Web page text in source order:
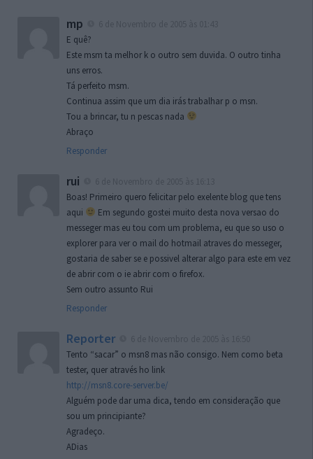
mp
E quê?
Este msm ta melhor k o outro sem duvida. O outro tinha
uns erros.
Tá perfeito msm.
Continua assim que um dia irás trabalhar p o msn.
Tou a brincar, tu n pescas nada
Abraço
Responder
rui
Boas! Primeiro quero felicitar pelo exelente blog que tens
aqui
Em segundo gostei muito desta nova versao do
messeger mas eu tou com um problema, eu que so uso o
explorer para ver o mail do hotmail atraves do messeger,
gostaria de saber se e possivel alterar algo para este em vez
de abrir com o ie abrir com o firefox.
Sem outro assunto Rui
Responder
Reporter
Tento “sacar” o msn8 mas não consigo. Nem como beta
tester, quer através ho link
http://msn8.core-server.be/
Alguém pode dar uma dica, tendo em consideração que
sou um principiante?
Agradeço.
ADias